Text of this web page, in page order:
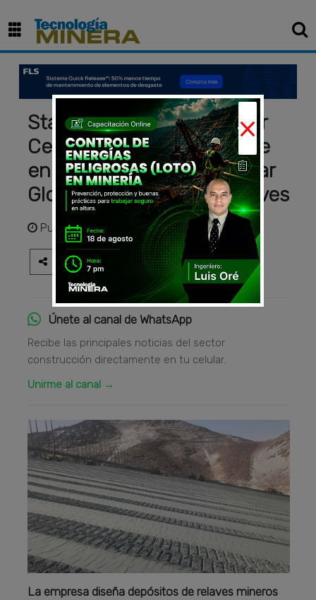
Stantec es reconocida por
Cerro Verde por su soporte
en implementar el Estándar
Global de Gestión de Relaves
Publicadohace 7 meses
Únete al canal de WhatsApp
Recibe las principales noticias del sector
construcción directamente en tu celular.
Unirme al canal →
La empresa diseña depósitos de relaves mineros
×